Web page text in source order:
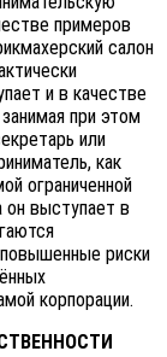
примеров
салон
и в качестве
при этом
или
как
ограниченной
он выступает в
риски
корпорации.